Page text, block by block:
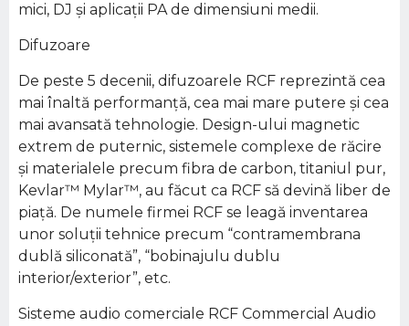
mici, DJ şi aplicaţii PA de dimensiuni medii.
Difuzoare
De peste 5 decenii, difuzoarele RCF reprezintă cea
mai înaltă performanţă, cea mai mare putere şi cea
mai avansată tehnologie. Design-ului magnetic
extrem de puternic, sistemele complexe de răcire
şi materialele precum fibra de carbon, titaniul pur,
Kevlar™ Mylar™, au făcut ca RCF să devină liber de
piaţă. De numele firmei RCF se leagă inventarea
unor soluţii tehnice precum “contramembrana
dublă siliconată”, “bobinajulu dublu
interior/exterior”, etc.
Sisteme audio comerciale RCF Commercial Audio